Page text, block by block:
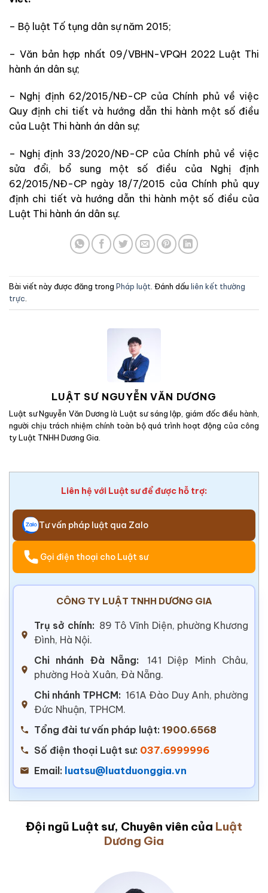
– Bộ luật Tố tụng dân sự năm 2015;
– Văn bản hợp nhất 09/VBHN-VPQH 2022 Luật Thi
hành án dân sự;
– Nghị định 62/2015/NĐ-CP của Chính phủ về việc
Quy định chi tiết và hướng dẫn thi hành một số điều
của Luật Thi hành án dân sự;
– Nghị định 33/2020/NĐ-CP của Chính phủ về việc
sửa đổi, bổ sung một số điều của Nghị định
62/2015/NĐ-CP ngày 18/7/2015 của Chính phủ quy
định chi tiết và hướng dẫn thi hành một số điều của
Luật Thi hành án dân sự.
Bài viết này được đăng trong Pháp luật. Đánh dấu liên kết thường
trực.
LUẬT SƯ NGUYỄN VĂN DƯƠNG
Luật sư Nguyễn Văn Dương là Luật sư sáng lập, giám đốc điều hành,
người chịu trách nhiệm chính toàn bộ quá trình hoạt động của công
ty Luật TNHH Dương Gia.
Liên hệ với Luật sư để được hỗ trợ:
Tư vấn pháp luật qua Zalo
Gọi điện thoại cho Luật sư
CÔNG TY LUẬT TNHH DƯƠNG GIA
Trụ sở chính: 89 Tô Vĩnh Diện, phường Khương
Đình, Hà Nội.
Chi nhánh Đà Nẵng:
141 Diệp Minh Châu,
phường Hoà Xuân, Đà Nẵng.
Chi nhánh TPHCM: 161A Đào Duy Anh, phường
Đức Nhuận, TPHCM.
Tổng đài tư vấn pháp luật: 1900.6568
Số điện thoại Luật sư: 037.6999996
Email: luatsu@luatduonggia.vn
Đội ngũ Luật sư, Chuyên viên của Luật
Dương Gia